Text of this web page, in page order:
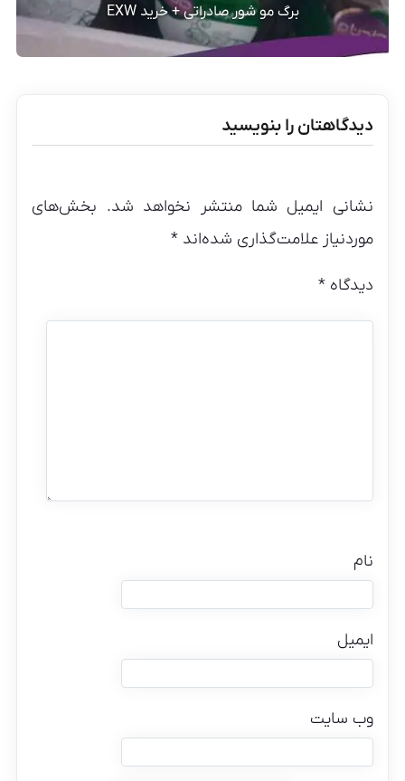
برگ مو شور صادراتی + خرید EXW
دیدگاهتان را بنویسید
نشانی ایمیل شما منتشر نخواهد شد. بخش‌های
موردنیاز علامت‌گذاری شده‌اند*
دیدگاه*
نام
ایمیل
وب‌ سایت